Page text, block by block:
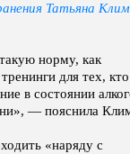
Татьяна
норму, как
для тех, кто
в состоянии
— пояснила
«наряду с